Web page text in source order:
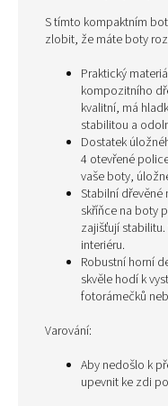
S tímto kompaktním
zlobit, že máte boty
Praktický
kompozitního
kvalitní, má
stabilitou a
Dostatek
4 otevřené
vaše boty,
Stabilní dřevěné
skříňce na boty
zajišťují
interiéru.
Robustní horní
skvěle hodí k
fotorámečků
Varování:
Aby nedošlo k
upevnit ke zdi